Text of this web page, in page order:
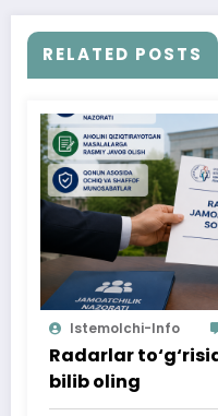
RELATED POSTS
Istemolchi-Info
Radarlar
bilib oling